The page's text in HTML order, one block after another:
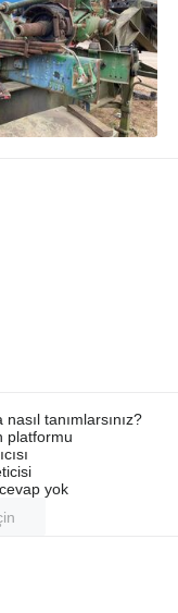
nasıl tanımlarsınız?
platformu
yok